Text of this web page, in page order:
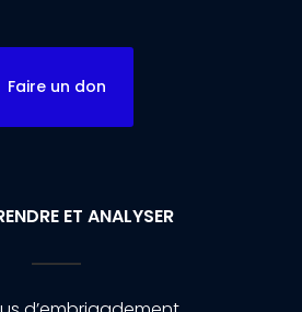
Faire un don
ET ANALYSER